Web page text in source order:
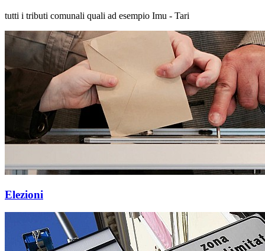
tutti i tributi comunali quali ad esempio Imu - Tari
Elezioni